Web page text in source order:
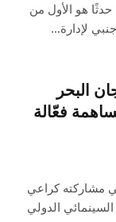
حدثًا هو الأول من
لإدارة…
البحر
فعّالة
الثقافي مشاركته كراعي
الدولي